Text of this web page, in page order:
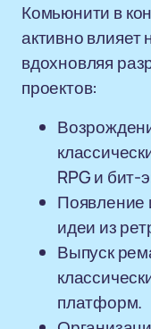
Комьюнити в
активно влияет
вдохновляя
проектов:
RPG и бит-
Появление
идеи из
Выпуск
платформ.